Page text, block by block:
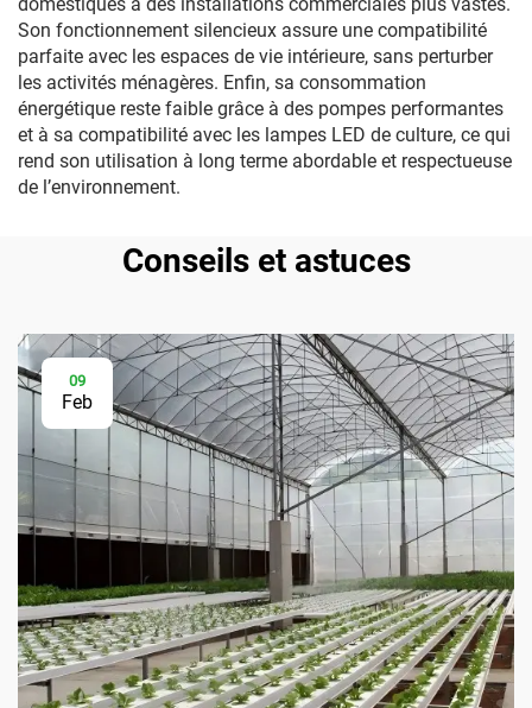
Son fonctionnement silencieux assure une compatibilité
parfaite avec les espaces de vie intérieure, sans perturber
les activités ménagères. Enfin, sa consommation
énergétique reste faible grâce à des pompes performantes
et à sa compatibilité avec les lampes LED de culture, ce qui
rend son utilisation à long terme abordable et respectueuse
de l’environnement.
Conseils et astuces
09
Feb